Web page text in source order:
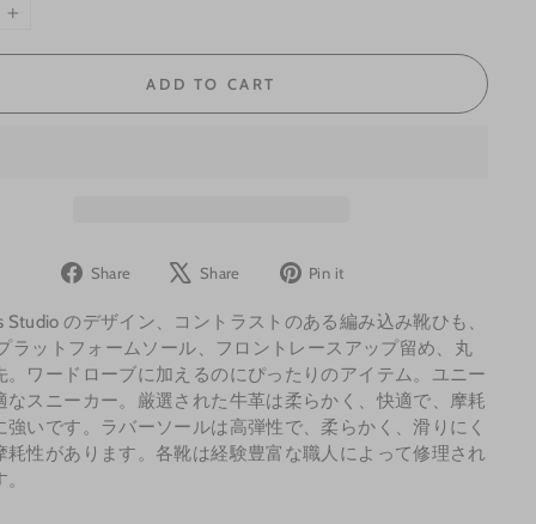
ADD TO CART
Share
Share
Facebook
Share
Tweet
X
Pin it
Pinterest
Studio のデザイン、コントラストのある編み込み靴ひも、
ラットフォームソール、フロントレースアップ留め、丸
。ワードローブに加えるのにぴったりのアイテム。ユニー
なスニーカー。厳選された牛革は柔らかく、快適で、摩耗
強いです。ラバーソールは高弾性で、柔らかく、滑りにく
耗性があります。各靴は経験豊富な職人によって修理され